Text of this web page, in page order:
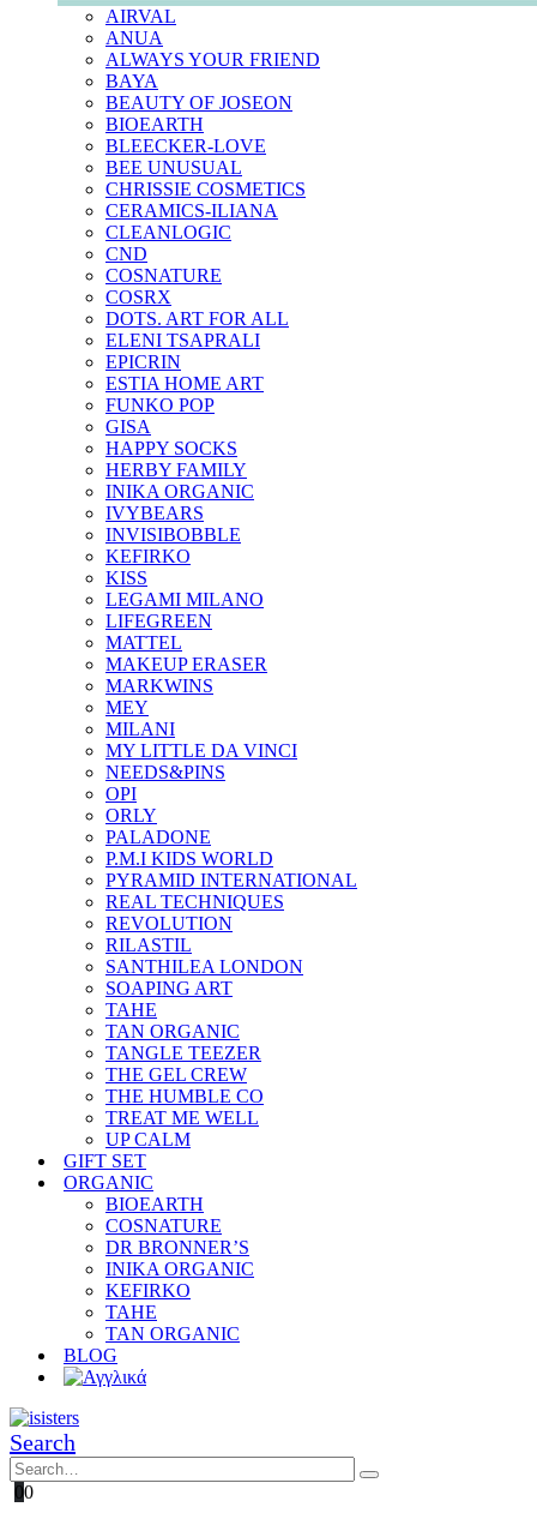
AIRVAL
ANUA
ALWAYS YOUR FRIEND
BAYA
BEAUTY OF JOSEON
BIOEARTH
BLEECKER-LOVE
BEE UNUSUAL
CHRISSIE COSMETICS
CERAMICS-ILIANA
CLEANLOGIC
CND
COSNATURE
COSRX
DOTS. ART FOR ALL
ELENI TSAPRALI
EPICRIN
ESTIA HOME ART
FUNKO POP
GISA
HAPPY SOCKS
HERBY FAMILY
INIKA ORGANIC
IVYBEARS
INVISIBOBBLE
KEFIRKO
KISS
LEGAMI MILANO
LIFEGREEN
MATTEL
MAKEUP ERASER
MARKWINS
MEY
MILANI
MY LITTLE DA VINCI
NEEDS&PINS
OPI
ORLY
PALADONE
P.M.I KIDS WORLD
PYRAMID INTERNATIONAL
REAL TECHNIQUES
REVOLUTION
RILASTIL
SANTHILEA LONDON
SOAPING ART
TAHE
TAN ORGANIC
TANGLE TEEZER
THE GEL CREW
THE HUMBLE CO
TREAT ME WELL
UP CALM
GIFT SET
ORGANIC
BIOEARTH
COSNATURE
DR BRONNER’S
INIKA ORGANIC
KEFIRKO
TAHE
TAN ORGANIC
BLOG
Search
00